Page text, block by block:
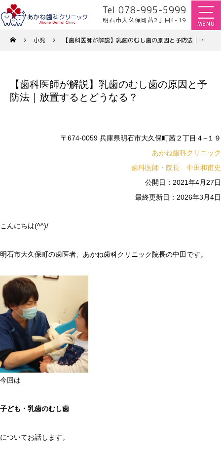
Tel 078-995-5999
明石市大久保町茜2丁目4-19
小児 【歯科医師が解説】乳歯のむし歯の原因と予防法｜放置するとどうなる？
【歯科医師が解説】乳歯のむし歯の原因と予
防法｜放置するとどうなる？
〒674-0059 兵庫県明石市大久保町茜２丁目４−１９
あかね歯科クリニック
歯科医師・院長 中田和甫史
公開日：2021年4月27日
最終更新日：2026年3月4日
こんにちは(^^)/
明石市大久保町の歯医者、あかね歯科クリニック院長の中田です。
今回は
子ども・乳歯のむし歯
についてお話します。